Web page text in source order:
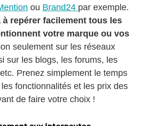
ou Brand24 par exemple.
à repérer facilement tous les
votre marque ou vos
seulement sur les réseaux
sur les blogs, les forums, les
Prenez simplement le temps
fonctionnalités et les prix des
de faire votre choix !